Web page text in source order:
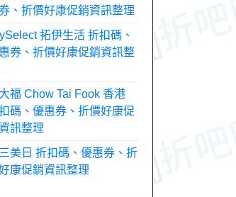
、折價好康促銷資訊整理
拓伊生活 折扣碼、
券、折價好康促銷資訊整
福 Chow Tai Fook 香港
碼、優惠券、折價好康促
訊整理
美日 折扣碼、優惠券、折
康促銷資訊整理